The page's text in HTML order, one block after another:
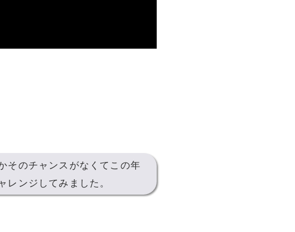
そのチャンスがなくてこの年
ンジしてみました。